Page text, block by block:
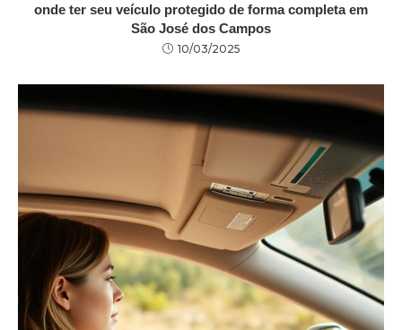
onde ter seu veículo protegido de forma completa em
São José dos Campos
10/03/2025